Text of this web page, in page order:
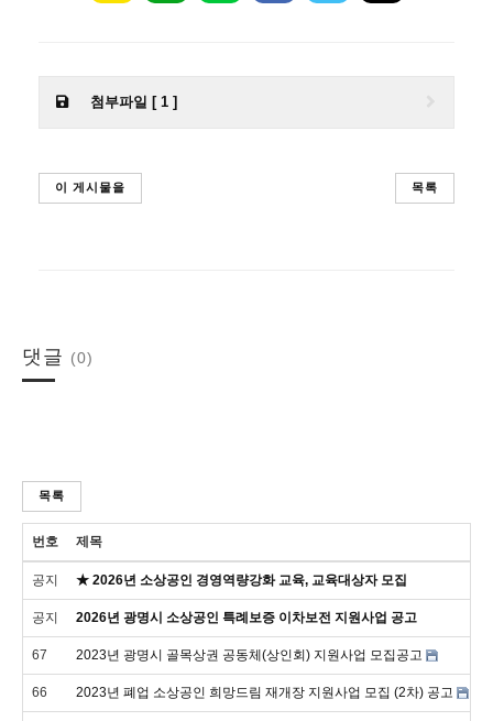
첨부파일 [ 1 ]
이 게시물을 목록
댓글 (0)
목록
번호 제목
공지 ★ 2026년 소상공인 경영역량강화 교육, 교육대상자 모집
공지 2026년 광명시 소상공인 특례보증 이차보전 지원사업 공고
67 2023년 광명시 골목상권 공동체(상인회) 지원사업 모집공고
66 2023년 폐업 소상공인 희망드림 재개장 지원사업 모집 (2차) 공고